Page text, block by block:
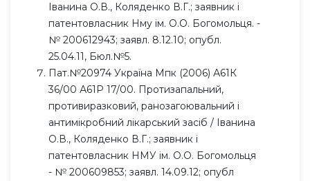
Іванина О.В., Коляденко В.Г.; заявник і
патентовласник Нму ім. О.О. Богомольця. -
№ 200612943; заявл. 8.12.10; опубл.
25.04.11, Бюл.№5.
Пат.№20974 Україна Мпк (2006) А61К
36/00 А61Р 17/00. Протизапальний,
противиразковий, ранозагоювальний і
антимікробний лікарський засіб / Іванина
О.В., Коляденко В.Г.; заявник і
патентовласник НМУ ім. О.О. Богомольця
- № 200609853; заявл. 14.09.12; опубл